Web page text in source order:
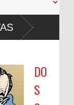
DO
S